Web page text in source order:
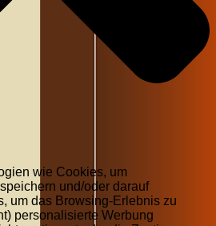
wie Cookies, um
und/oder darauf
um das Browsing-Erlebnis zu
personalisierte Werbung